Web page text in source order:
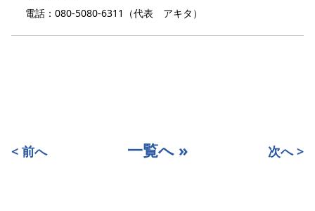
電話：080-5080-6311（代表 アキタ）
< 前へ 一覧へ » 次へ >